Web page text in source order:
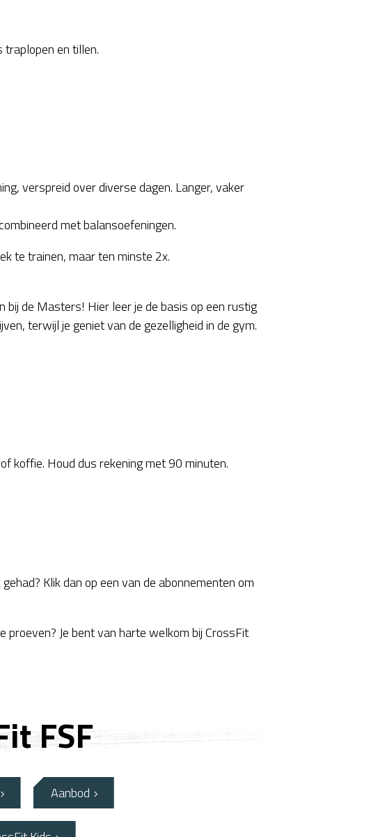
traplopen en tillen.
verspreid over diverse dagen. Langer, vaker
met balansoefeningen.
te trainen, maar ten minste 2x.
de Masters! Hier leer je de basis op een rustig
terwijl je geniet van de gezelligheid in de gym.
koffie. Houd dus rekening met 90 minuten.
Klik dan op een van de abonnementen om
proeven? Je bent van harte welkom bij CrossFit
FSF
Aanbod